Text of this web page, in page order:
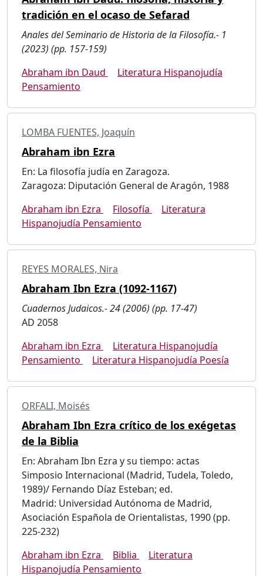
tradición en el ocaso de Sefarad
Anales del Seminario de Historia de la Filosofía.- 1
(2023) (pp. 157-159)
Abraham ibn Daud
Literatura Hispanojudía
Pensamiento
LOMBA FUENTES, Joaquín
Abraham ibn Ezra
En: La filosofía judía en Zaragoza.
Zaragoza: Diputación General de Aragón, 1988
Abraham ibn Ezra
Filosofía
Literatura
Hispanojudía Pensamiento
REYES MORALES, Nira
Abraham Ibn Ezra (1092-1167)
Cuadernos Judaicos.- 24 (2006) (pp. 17-47)
AD 2058
Abraham ibn Ezra
Literatura Hispanojudía
Pensamiento
Literatura Hispanojudía Poesía
ORFALI, Moisés
Abraham Ibn Ezra crítico de los exégetas
de la Biblia
En: Abraham Ibn Ezra y su tiempo: actas
Simposio Internacional (Madrid, Tudela, Toledo,
1989)/ Fernando Díaz Esteban; ed.
Madrid: Universidad Autónoma de Madrid,
Asociación Española de Orientalistas, 1990 (pp.
225-232)
Abraham ibn Ezra
Biblia
Literatura
Hispanojudía Pensamiento